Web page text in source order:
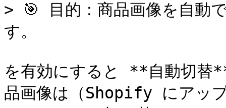
> 🎯 目的：商品画像を自動
す。
を有効にすると **自動切
品画像は（Shopify にアッ